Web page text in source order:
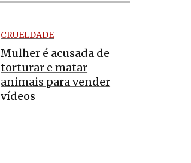
CRUELDADE
Mulher é acusada de
torturar e matar
animais para vender
vídeos